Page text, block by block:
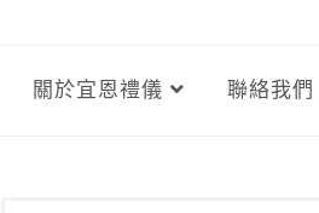
關於宜恩禮儀 聯絡我們